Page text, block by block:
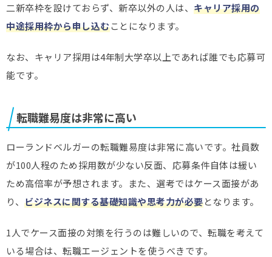
二新卒枠を設けておらず、新卒以外の人は、 キャリア採用の
中途採用枠から申し込むことになります。
なお、キャリア採用は4年制大学卒以上であれば誰でも応募可
能です。
転職難易度は非常に高い
ローランドベルガーの転職難易度は非常に高いです。社員数
が100人程のため採用数が少ない反面、応募条件自体は緩い
ため高倍率が予想されます。また、選考ではケース面接があ
り、 ビジネスに関する基礎知識や思考力が必要となります。
1人でケース面接の対策を行うのは難しいので、転職を考えて
いる場合は、転職エージェントを使うべきです。